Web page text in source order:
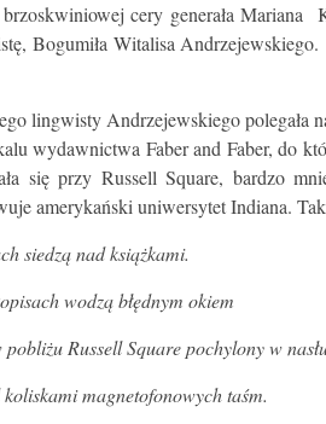
cery generała
Bogumiła Witalisa
lingwisty Andrzejewskiego polegała
wydawnictwa Faber and Faber, do
się przy Russell Square, bardzo
amerykański uniwersytet Indiana.
siedzą nad książkami.
wodzą błędnym okiem
Russell Square pochylony w
magnetofonowych taśm.